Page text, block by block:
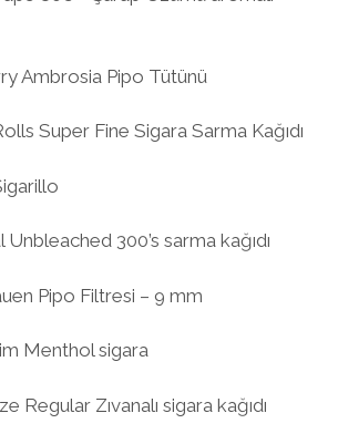
Ambrosia Pipo Tütünü
Super Fine Sigara Sarma Kağıdı
300’s sarma kağıdı
Pipo Filtresi – 9 mm
Menthol sigara
Regular Zıvanalı sigara kağıdı